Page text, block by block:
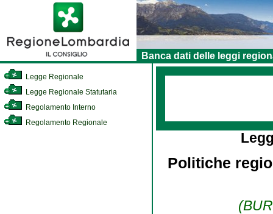
Banca dati delle leggi
Legge Regionale
Legge Regionale Statutaria
Regolamento Interno
Regolamento Regionale
Politiche